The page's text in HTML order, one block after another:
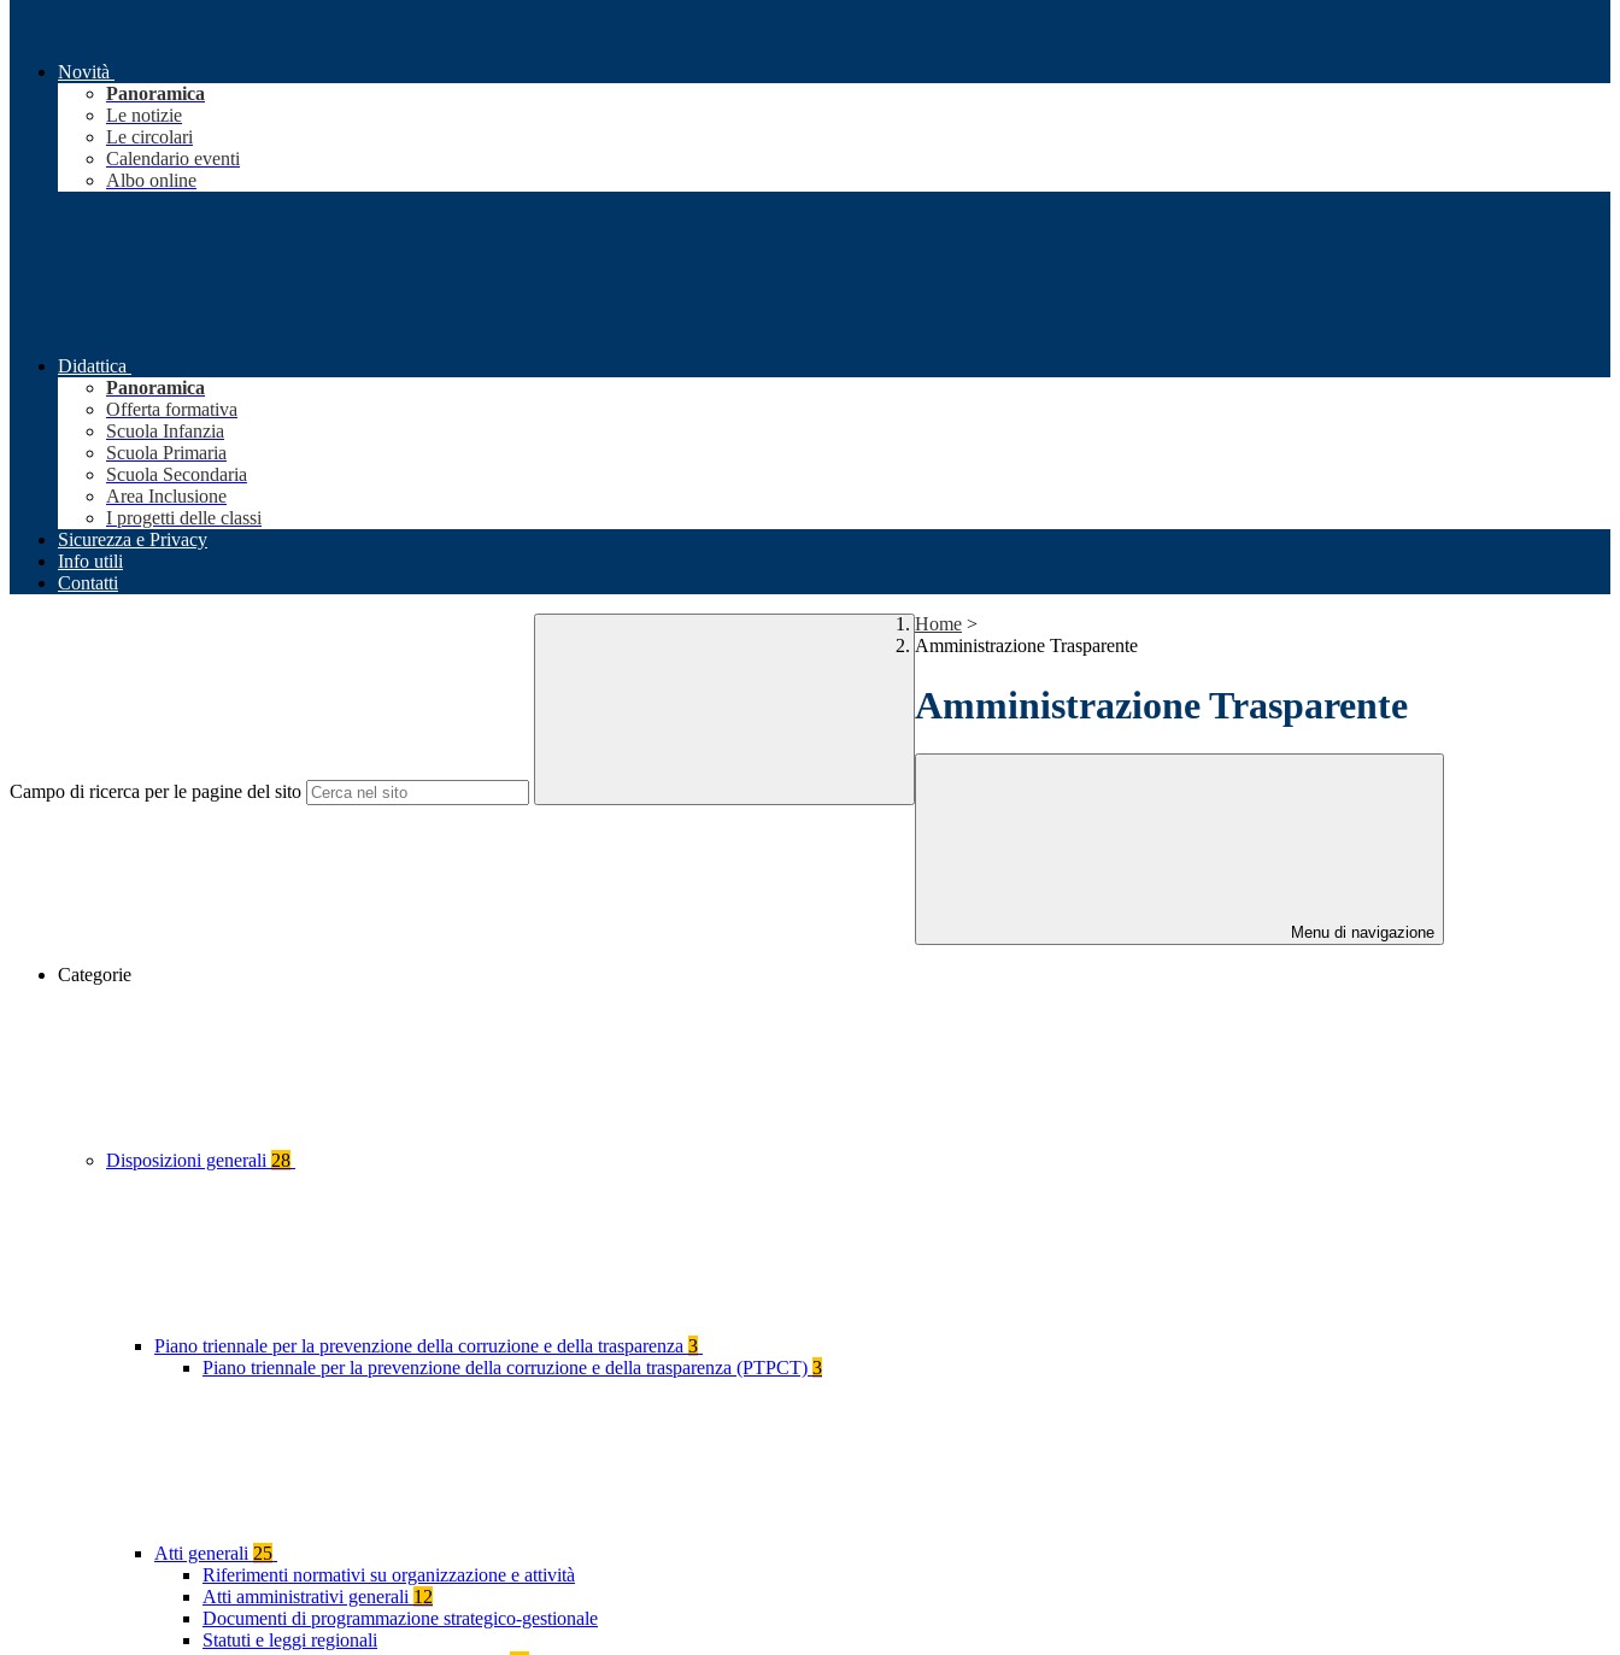
Novità
Panoramica
Le notizie
Le circolari
Calendario eventi
Albo online
Didattica
Panoramica
Offerta formativa
Scuola Infanzia
Scuola Primaria
Scuola Secondaria
Area Inclusione
I progetti delle classi
Sicurezza e Privacy
Info utili
Contatti
Campo di ricerca per le pagine del sito
Home >
Amministrazione Trasparente
Amministrazione Trasparente
Menu di navigazione
Categorie
Disposizioni generali 28
Piano triennale per la prevenzione della corruzione e della trasparenza 3
Piano triennale per la prevenzione della corruzione e della trasparenza (PTPCT) 3
Atti generali 25
Riferimenti normativi su organizzazione e attività
Atti amministrativi generali 12
Documenti di programmazione strategico-gestionale
Statuti e leggi regionali